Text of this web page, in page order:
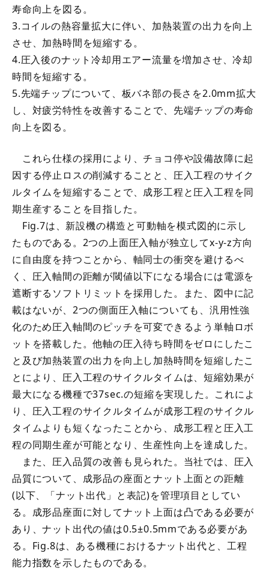
寿命向上を図る。
3.コイルの熱容量拡大に伴い、加熱装置の出力を向上
させ、加熱時間を短縮する。
4.圧入後のナット冷却用エアー流量を増加させ、冷却
時間を短縮する。
5.先端チップについて、板バネ部の長さを2.0mm拡大
し、対疲労特性を改善することで、先端チップの寿命
向上を図る。
これら仕様の採用により、チョコ停や設備故障に起
因する停止ロスの削減することと、圧入工程のサイク
ルタイムを短縮することで、成形工程と圧入工程を同
期生産することを目指した。
Fig.7は、新設機の構造と可動軸を模式図的に示し
たものである。2つの上面圧入軸が独立してx-y-z方向
に自由度を持つことから、軸同士の衝突を避けるべ
く、圧入軸間の距離が閾値以下になる場合には電源を
遮断するソフトリミットを採用した。また、図中に記
載はないが、2つの側面圧入軸についても、汎用性強
化のため圧入軸間のピッチを可変できるよう単軸ロボ
ットを搭載した。他軸の圧入待ち時間をゼロにしたこ
と及び加熱装置の出力を向上し加熱時間を短縮したこ
とにより、圧入工程のサイクルタイムは、短縮効果が
最大になる機種で37sec.の短縮を実現した。これによ
り、圧入工程のサイクルタイムが成形工程のサイクル
タイムよりも短くなったことから、成形工程と圧入工
程の同期生産が可能となり、生産性向上を達成した。
また、圧入品質の改善も見られた。当社では、圧入
品質について、成形品の座面とナット上面との距離
(以下、「ナット出代」と表記)を管理項目としてい
る。成形品座面に対してナット上面は凸である必要が
あり、ナット出代の値は0.5±0.5mmである必要があ
る。Fig.8は、ある機種におけるナット出代と、工程
能力指数を示したものである。